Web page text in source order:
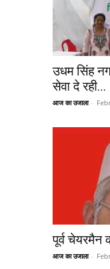
उधम सिंह
सेवा दे रही...
आज का उजाला -
पूर्व चेयरमैन
आज का उजाला -